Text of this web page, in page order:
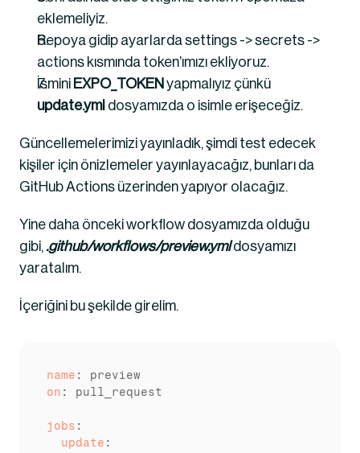
eklemeliyiz.
Repoya gidip ayarlarda settings -> secrets ->
actions kısmında token’ımızı ekliyoruz.
İsmini EXPO_TOKEN
update.yml dosyamızda o isimle erişeceğiz.
Güncellemelerimizi yayınladık, şimdi test edecek
kişiler için önizlemeler yayınlayacağız, bunları da
GitHub Actions üzerinden yapıyor olacağız.
Yine daha önceki workflow dosyamızda olduğu
gibi, .github/workflows/preview.yml dosyamızı
yaratalım.
İçeriğini bu şekilde girelim.
name
on : pull_request
jobs
  update